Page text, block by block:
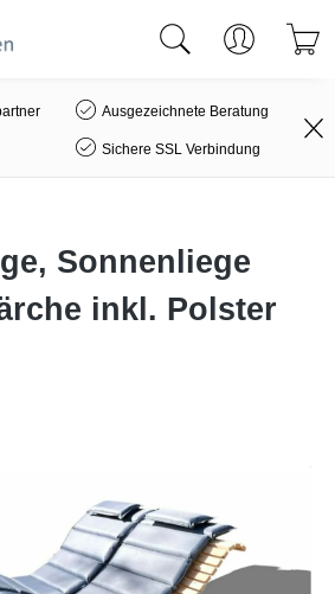
Ausgezeichnete Beratung
Sichere SSL Verbindung
Sonnenliege
inkl. Polster